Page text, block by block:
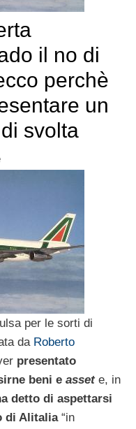
il no di
perchè
un
svolta
per le sorti di
da Roberto
presentato
beni e assete, in
detto di aspettarsi
di Alitalia“in